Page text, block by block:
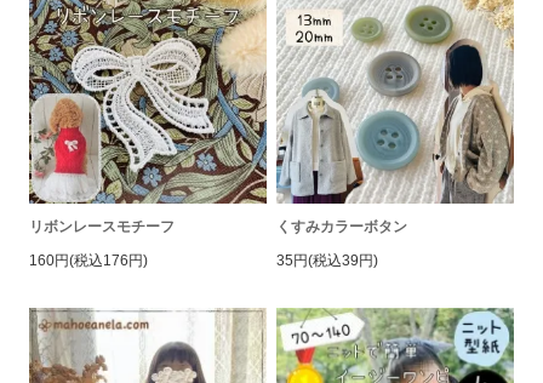
リボンレースモチーフ
160円(税込176円)
くすみカラーボタン
35円(税込39円)